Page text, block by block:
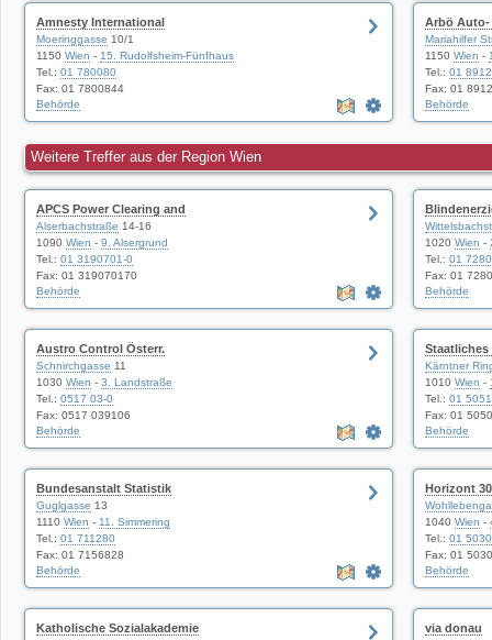
Amnesty International
Moeringgasse 10/1
1150 Wien - 15. Rudolfsheim-Fünfhaus
Tel.: 01 780080
Fax: 01 7800844
Behörde
Arbö
Mariahilfer
1150 Wien -
Tel.: 01
Fax: 01
Behörde
Weitere Treffer aus der Region Wien
APCS Power Clearing and
Alserbachstraße 14-16
1090 Wien - 9. Alsergrund
Tel.: 01 3190701-0
Fax: 01 319070170
Behörde
1020 Wien -
Tel.: 01
Fax: 01
Behörde
Austro Control Österr.
Schnirchgasse 11
1030 Wien - 3. Landstraße
Tel.: 0517 03-0
Fax: 0517 039106
Behörde
Kärntner
1010 Wien -
Tel.: 01
Fax: 01
Behörde
Bundesanstalt Statistik
Guglgasse 13
1110 Wien - 11. Simmering
Tel.: 01 711280
Fax: 01 7156828
Behörde
Horizont
1040 Wien -
Tel.: 01
Fax: 01
Behörde
Katholische Sozialakademie via donau